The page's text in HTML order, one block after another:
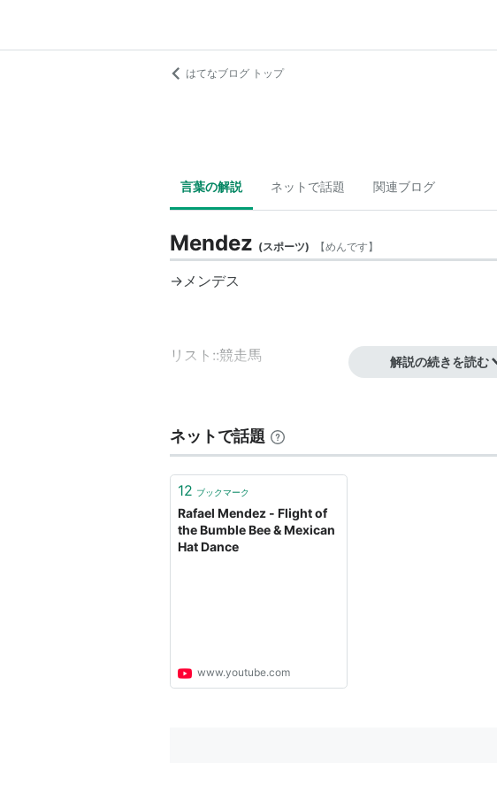
はてなブログ トップ
言葉の解説 ネットで話題 関連ブログ
Mendez (スポーツ) 【めんです】
→メンデス
リスト::競走馬 解説の続きを読む
ネットで話題
12 ブックマーク
Rafael Mendez - Flight of
the Bumble Bee & Mexican
Hat Dance
www.youtube.com